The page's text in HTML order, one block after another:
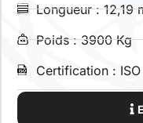
Longueur : 12,19
Poids : 3900 Kg
Certification : ISO